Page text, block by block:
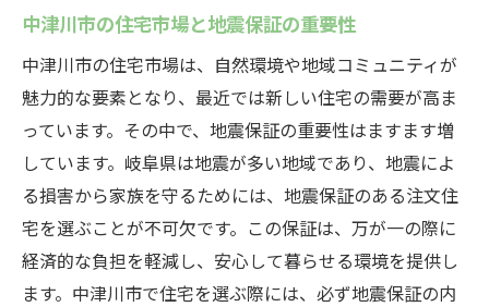
中津川市の住宅市場と地震保証の重要性
中津川市の住宅市場は、自然環境や地域コミュニティが
魅力的な要素となり、最近では新しい住宅の需要が高ま
っています。その中で、地震保証の重要性はますます増
しています。岐阜県は地震が多い地域であり、地震によ
る損害から家族を守るためには、地震保証のある注文住
宅を選ぶことが不可欠です。この保証は、万が一の際に
経済的な負担を軽減し、安心して暮らせる環境を提供し
ます。中津川市で住宅を選ぶ際には、必ず地震保証の内